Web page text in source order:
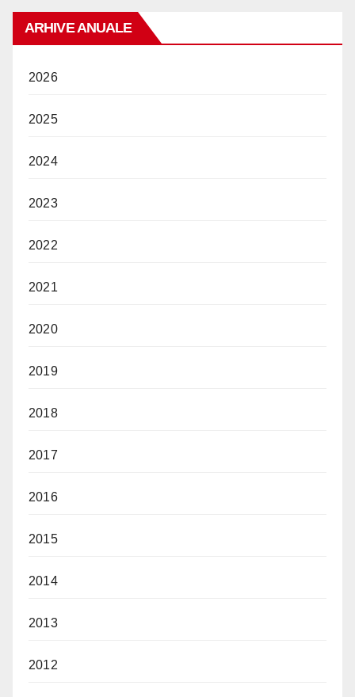
ARHIVE ANUALE
2026
2025
2024
2023
2022
2021
2020
2019
2018
2017
2016
2015
2014
2013
2012